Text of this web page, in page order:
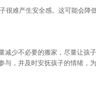
很难产生安全感。这可能会降
减少不必要的搬家，尽量让孩
，并及时安抚孩子的情绪，